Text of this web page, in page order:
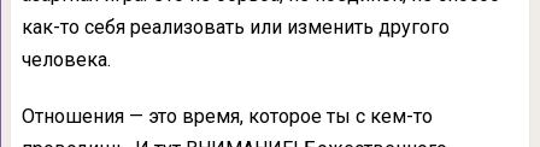
как-то себя реализовать или изменить другого
человека.
Отношения — это время, которое ты с кем-то